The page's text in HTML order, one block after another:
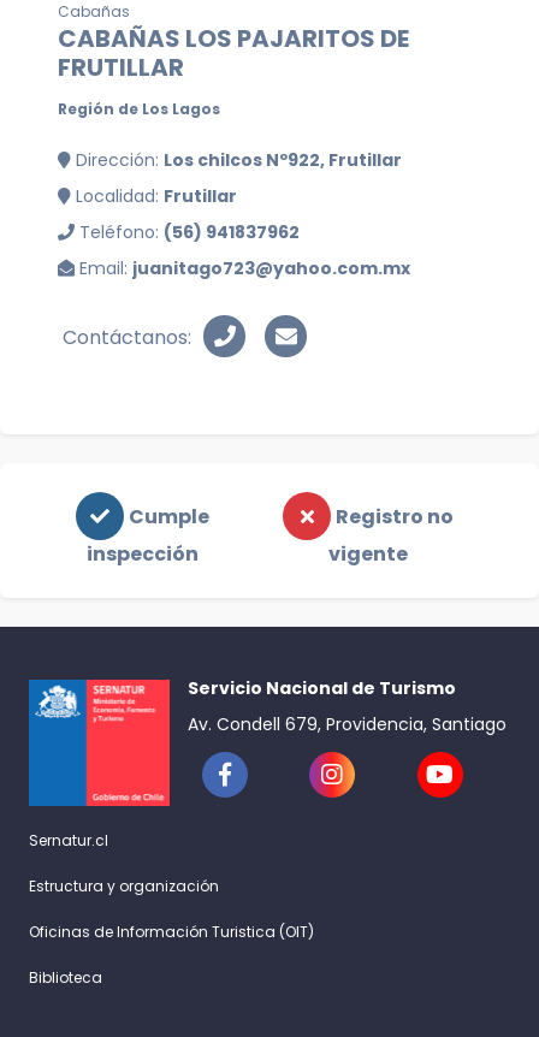
Cabañas
CABAÑAS LOS PAJARITOS DE
FRUTILLAR
Región de Los Lagos
Dirección: Los chilcos Nº922, Frutillar
Localidad: Frutillar
Teléfono: (56) 941837962
Email: juanitago723@yahoo.com.mx
Contáctanos:
Cumple
inspección
Registro no
vigente
Servicio Nacional de Turismo
Av. Condell 679, Providencia, Santiago
Sernatur.cl
Estructura y organización
Oficinas de Información Turistica (OIT)
Biblioteca